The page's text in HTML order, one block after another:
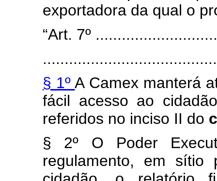
exportadora da qual o
“Art. 7º
§ 1ºA Camex manterá
fácil acesso ao
referidos no inciso II do
§ 2º O Poder
regulamento, em